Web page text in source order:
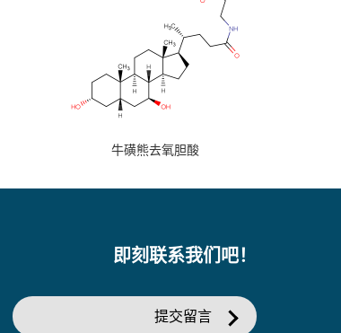
牛磺熊去氧胆酸
即刻联系我们吧！
提交留言